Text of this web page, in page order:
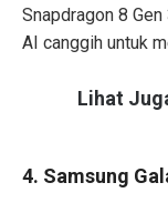
Snapdragon 8
AI canggih untuk
Lihat
4. Samsung